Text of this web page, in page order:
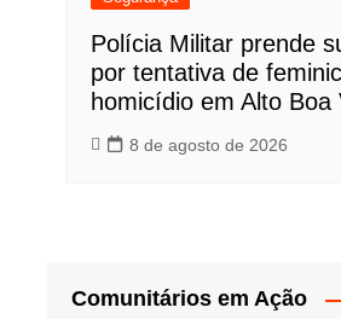
Polícia Militar prende
por tentativa de
homicídio em Alto Boa
8 de agosto de 2026
Comunitários em Ação